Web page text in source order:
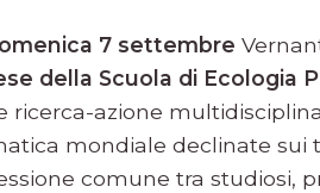
7 settembre
della Scuola di Ecologia
ricerca-azione
mondiale declinate sui
comune tra studiosi,